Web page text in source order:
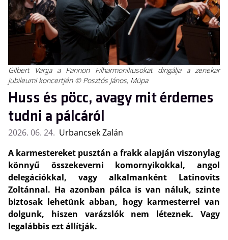
Gilbert Varga a Pannon Filharmonikusokat dirigálja a zenekar
jubileumi koncertjén © Posztós János, Müpa
Huss és pöcc, avagy mit érdemes
tudni a pálcáról
2026. 06. 24. Urbancsek Zalán
A karmestereket pusztán a frakk alapján viszonylag
könnyű összekeverni komornyikokkal, angol
delegációkkal, vagy alkalmanként Latinovits
Zoltánnal. Ha azonban pálca is van náluk, szinte
biztosak lehetünk abban, hogy karmesterrel van
dolgunk, hiszen varázslók nem léteznek. Vagy
legalábbis ezt állítják.